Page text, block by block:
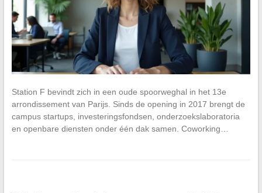
Station F bevindt zich in een oude spoorweghal in het 13e
arrondissement van Parijs. Sinds de opening in 2017 brengt de
campus startups, investeringsfondsen, onderzoekslaboratoria
en openbare diensten onder één dak samen. Coworking…